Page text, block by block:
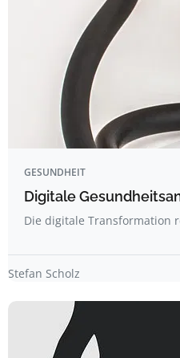
GESUNDHEIT
Digitale
Die digitale Transformation
Stefan Scholz